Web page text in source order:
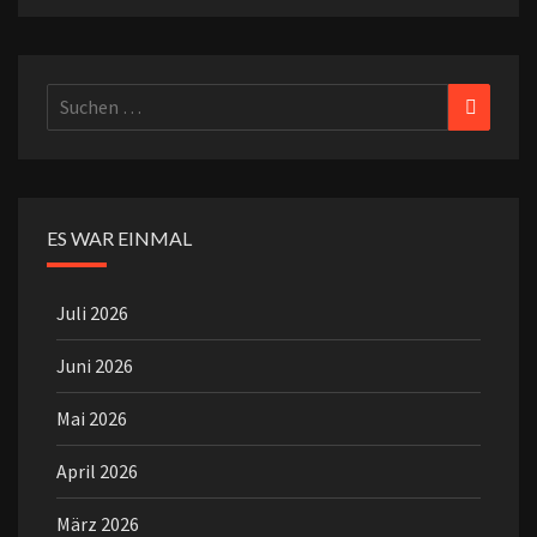
Suchen
nach:
Suchen
ES WAR EINMAL
Juli 2026
Juni 2026
Mai 2026
April 2026
März 2026